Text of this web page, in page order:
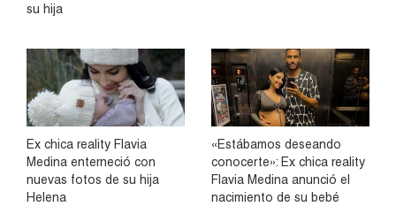
su hija
Ex chica reality Flavia
Medina enterneció con
nuevas fotos de su hija
Helena
«Estábamos deseando
conocerte»: Ex chica reality
Flavia Medina anunció el
nacimiento de su bebé